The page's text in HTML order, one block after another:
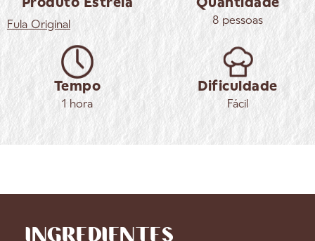
Produto Estrela
Fula Original
Quantidade
8 pessoas
Tempo
1 hora
Dificuldade
Fácil
INGREDIENTES